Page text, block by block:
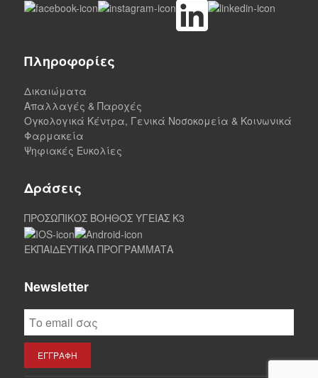
Πληροφορίες
Δικαιώματα
Απαλλαγές & Παροχές
Ογκολογικά Κέντρα, Γενικά Νοσοκομεία & Κοινωνικά
Φαρμακεία
Ψηφιακές Ευκολίες
Δράσεις
ΠΡΟΣΩΠΙΚΟΣ ΒΟΗΘΟΣ ΥΓΕΙΑΣ K3
ΕΚΠΑΙΔΕΥΤΙΚΑ ΠΡΟΓΡΑΜΜΑΤΑ
Newsletter